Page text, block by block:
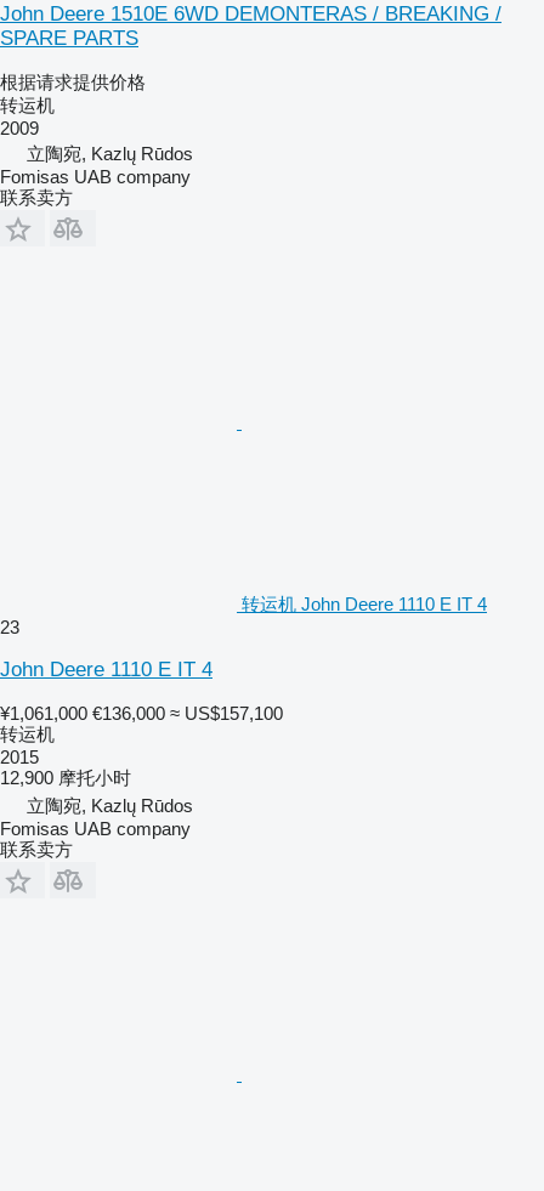
John Deere 1510E 6WD DEMONTERAS / BREAKING /
SPARE PARTS
根据请求提供价格
转运机
2009
立陶宛, Kazlų Rūdos
Fomisas UAB company
联系卖方
转运机 John Deere 1110 E IT 4
23
John Deere 1110 E IT 4
¥1,061,000 €136,000 ≈ US$157,100
转运机
2015
12,900 摩托小时
立陶宛, Kazlų Rūdos
Fomisas UAB company
联系卖方